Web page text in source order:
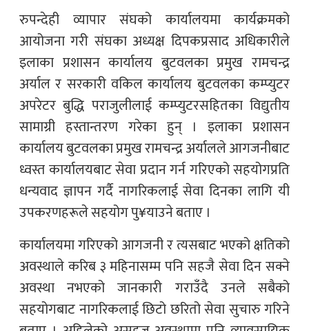
रुपन्देही व्यापार संघको कार्यालयमा कार्यक्रमको
आयोजना गरी संघका अध्यक्ष दिपकप्रसाद अधिकारीले
इलाका प्रशासन कार्यालय बुटवलका प्रमुख रामचन्द्र
अर्याल र सरकारी वकिल कार्यालय बुटवलका कम्प्युटर
अपरेटर बुद्धि पराजुलीलाई कम्प्युटरसहितका विद्युतीय
सामाग्री हस्तान्तरण गरेका हुन् । इलाका प्रशासन
कार्यालय बुटवलका प्रमुख रामचन्द्र अर्यालले आगजनीबाट
ध्वस्त कार्यालयबाट सेवा प्रदान गर्न गरिएको सहयोगप्रति
धन्यवाद ज्ञापन गर्दै नागरिकलाई सेवा दिनका लागि यी
उपकरणहरूले सहयोग पु¥याउने बताए ।
कार्यालयमा गरिएको आगजनी र त्यसबाट भएको क्षतिको
अवस्थाले करिब ३ महिनासम्म पनि सहजै सेवा दिन सक्ने
अवस्था नभएको जानकारी गराउँदै उनले सबैको
सहयोगबाट नागरिकलाई छिटो छरितो सेवा सुचारु गरिने